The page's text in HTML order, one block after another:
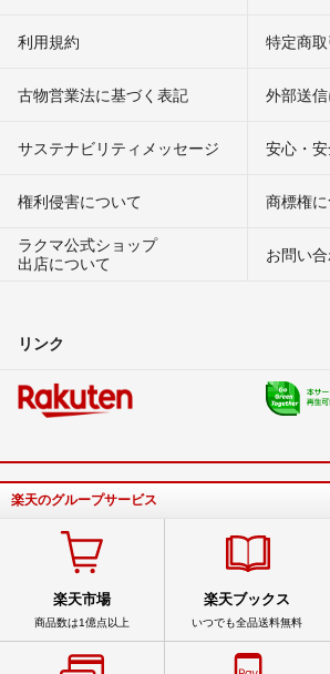
利用規約 特定商
古物営業法に基づく表記 外部送
サステナビリティメッセージ 安心・
権利侵害について
商標権
ラクマ公式ショップ
出店について
お問い
リンク
楽天のグループサービス
楽天市場
商品数は1億点以上
楽天ブックス
いつでも全品送料無料